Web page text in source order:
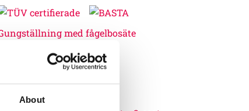
About
med fågelbosäte